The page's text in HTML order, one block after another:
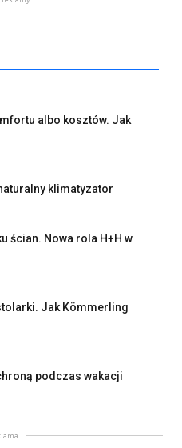
albo kosztów. Jak
klimatyzator
ścian. Nowa rola H+H w
Jak Kömmerling
podczas wakacji